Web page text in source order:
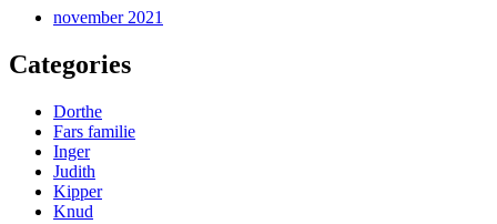
november 2021
Categories
Dorthe
Fars familie
Inger
Judith
Kipper
Knud